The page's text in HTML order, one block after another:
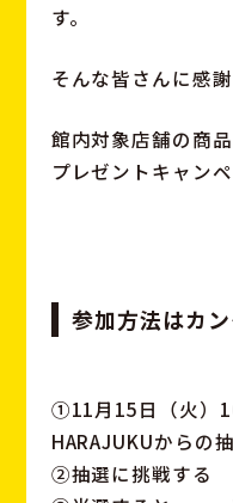
す。
そんな皆さんに感
館内対象店舗の商
プレゼントキャン
参加方法はカン
①11月15日（火）
HARAJUKUからの
②抽選に挑戦する